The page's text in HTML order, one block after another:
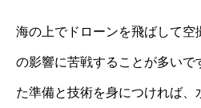
海の上でドローンを飛ばして空
の影響に苦戦することが多いで
た準備と技術を身につければ、